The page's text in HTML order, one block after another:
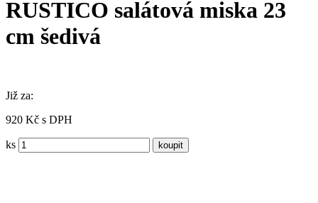
RUSTICO salátová miska 23
cm šedivá
Již za:
920 Kč s DPH
ks